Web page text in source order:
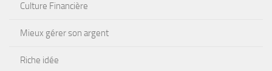
Culture Financière
Mieux gérer son argent
Riche idée